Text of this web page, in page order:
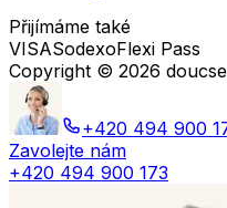
Přijímáme také
VISASodexoFlexi Pass
Copyright © 2026
+420 494 900
Zavolejte nám
+420 494 900 173